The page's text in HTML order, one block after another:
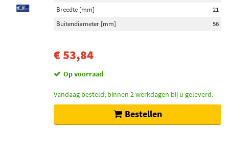
Breedte [mm]
21
Buitendiameter [mm]
56
€ 53,84
Op voorraad
Vandaag besteld, binnen 2 werkdagen bij u geleverd.
Bestellen